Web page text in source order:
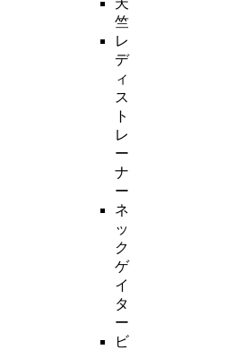
天
竺
レ
デ
ィ
ス
ト
レ
ー
ナ
ー
ネ
ッ
ク
ゲ
イ
タ
ー
ビ